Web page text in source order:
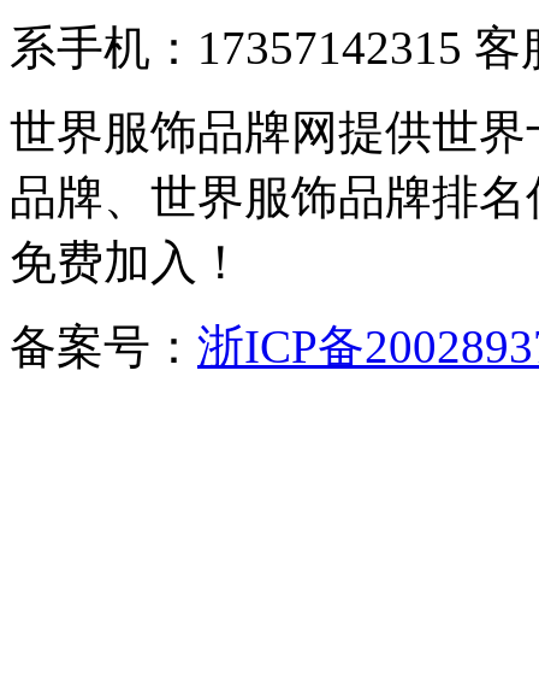
系手机：17357142315 客
世界服饰品牌网提供世
品牌、世界服饰品牌排
免费加入！
备案号： 浙ICP备